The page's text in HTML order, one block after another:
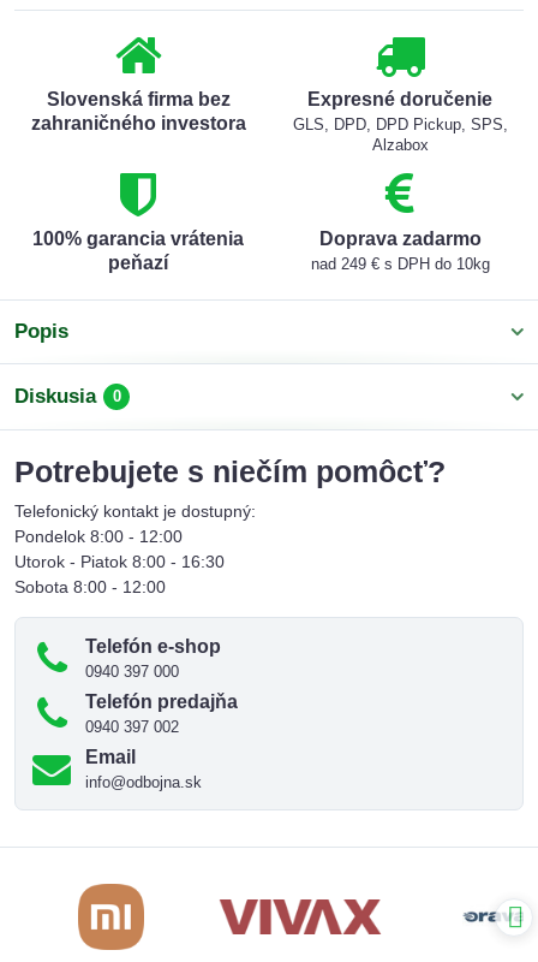
Slovenská firma bez
zahraničného investora
Expresné doručenie
GLS, DPD, DPD Pickup, SPS,
Alzabox
100% garancia vrátenia
peňazí
Doprava zadarmo
nad 249 € s DPH do 10kg
Popis
Diskusia 0
Potrebujete s niečím pomôcť?
Telefonický kontakt je dostupný:
Pondelok 8:00 - 12:00
Utorok - Piatok 8:00 - 16:30
Sobota 8:00 - 12:00
Telefón e-shop
0940 397 000
Telefón predajňa
0940 397 002
Email
info@odbojna.sk